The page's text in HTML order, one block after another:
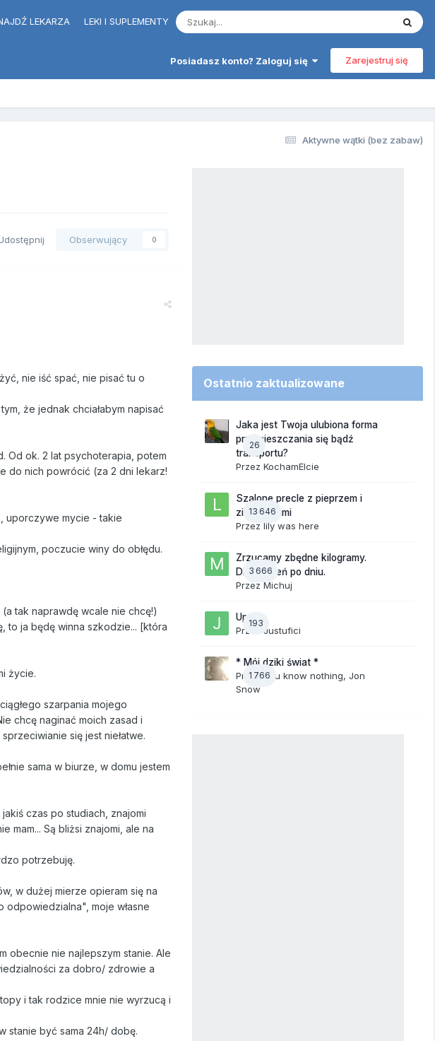
LEKARZA LEKI I SUPLEMENTY
Posiadasz konto? Zaloguj się Zarejestruj się
Aktywne wątki (bez zabaw)
Obserwujący 0
nie iść spać, nie pisać tu o
że jednak chciałabym napisać
Od ok. 2 lat psychoterapia, potem
do nich powrócić (za 2 dni lekarz!
uporczywe mycie - takie
poczucie winy do obłędu.
tak naprawdę wcale nie chcę!)
to ja będę winna szkodzie... [która
życie.
szarpania mojego
chcę naginać moich zasad i
się jest niełatwe.
sama w biurze, w domu jestem
jakiś czas po studiach, znajomi
mam... Są bliżsi znajomi, ale na
potrzebuję.
w dużej mierze opieram się na
moje własne
obecnie nie najlepszym stanie. Ale
za dobro/ zdrowie a
i tak rodzice mnie nie wyrzucą i
stanie być sama 24h/ dobę.
Ostatnio zaktualizowane
26
Jaka jest Twoja ulubiona forma
przemieszczania się bądź
transportu?
Przez KochamElcie
13 646
Szalone precle z pieprzem i
ziemniakami
Przez lily was here
3 666
Zrzucamy zbędne kilogramy.
Dieta dzień po dniu.
Przez Michuj
193
Upały
Przez Justufici
1 766
* Mój dziki świat *
PrzezYou know nothing, Jon
Snow